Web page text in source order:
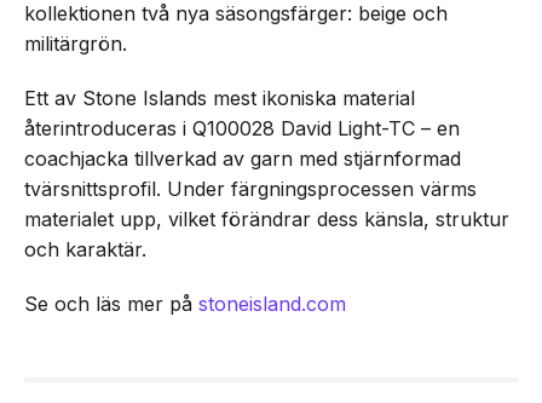
kollektionen två nya säsongsfärger: beige och
militärgrön.
Ett av Stone Islands mest ikoniska material
återintroduceras i Q100028 David Light-TC – en
coachjacka tillverkad av garn med stjärnformad
tvärsnittsprofil. Under färgningsprocessen värms
materialet upp, vilket förändrar dess känsla, struktur
och karaktär.
Se och läs mer på stoneisland.com